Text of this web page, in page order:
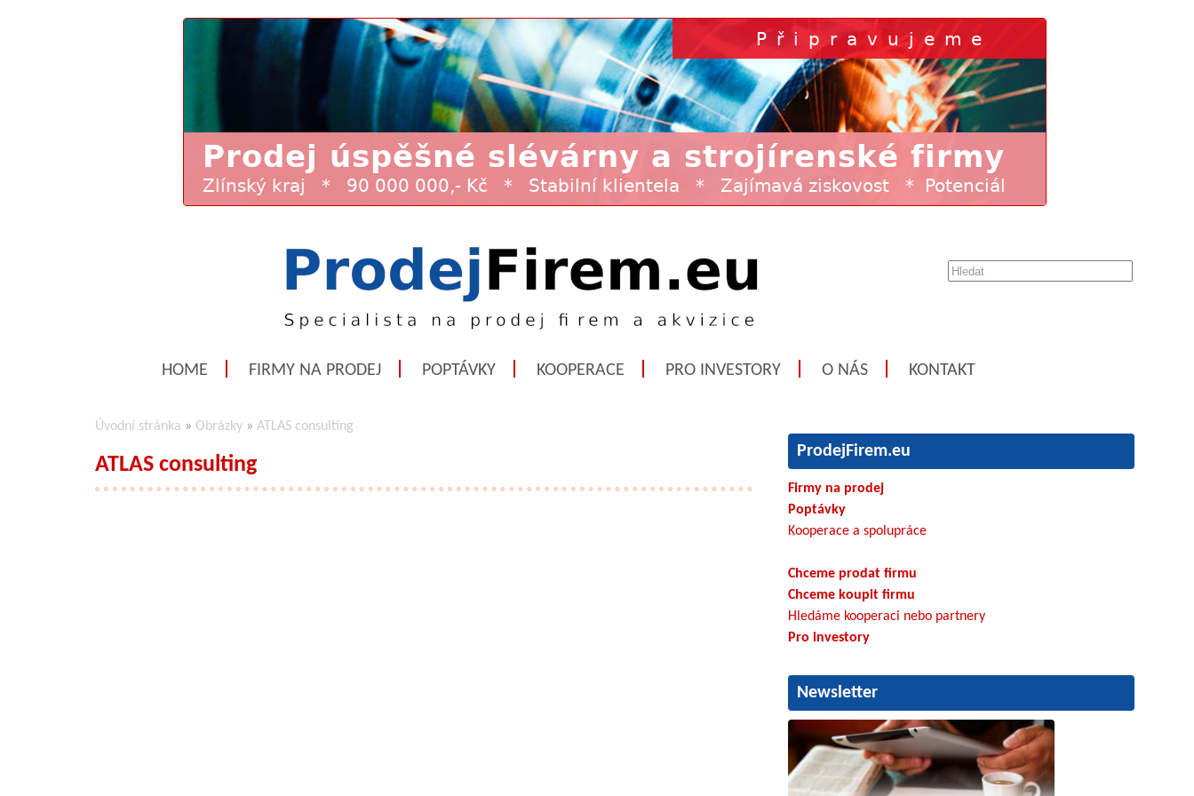
HOME FIRMY NA PRODEJ POPTÁVKY KOOPERACE PRO INVESTORY O NÁS KONTAKT
Úvodní stránka » Obrázky » ATLAS consulting
ATLAS consulting
ProdejFirem.eu
Firmy na prodej
Poptávky
Kooperace a spolupráce
Chceme prodat firmu
Chceme koupit firmu
Hledáme kooperaci nebo partnery
Pro investory
Newsletter